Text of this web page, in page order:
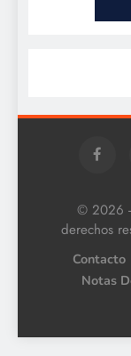
© 2026 -
derechos
Contacto
Notas